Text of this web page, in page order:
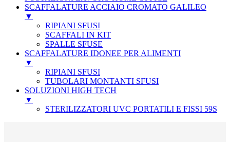
SCAFFALATURE ACCIAIO CROMATO GALILEO
▼
RIPIANI SFUSI
SCAFFALI IN KIT
SPALLE SFUSE
SCAFFALATURE IDONEE PER ALIMENTI
▼
RIPIANI SFUSI
TUBOLARI MONTANTI SFUSI
SOLUZIONI HIGH TECH
▼
STERILIZZATORI UVC PORTATILI E FISSI 59S